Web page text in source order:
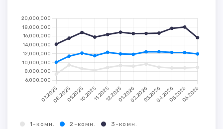
1-комн. 2-комн. 3-комн.